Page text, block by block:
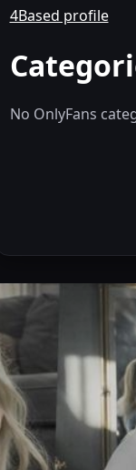
4Based profile
No OnlyFans